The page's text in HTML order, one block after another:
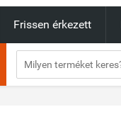
Frissen érkezett